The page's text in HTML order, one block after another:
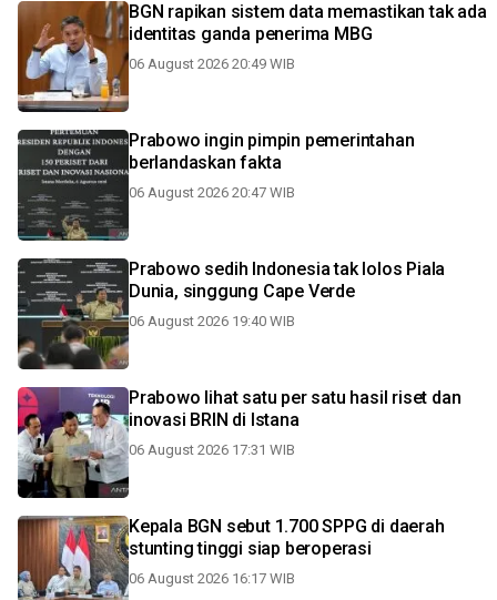
BGN rapikan sistem data memastikan tak ada
identitas ganda penerima MBG
06 August 2026 20:49 WIB
Prabowo ingin pimpin pemerintahan
berlandaskan fakta
06 August 2026 20:47 WIB
Prabowo sedih Indonesia tak lolos Piala
Dunia, singgung Cape Verde
06 August 2026 19:40 WIB
Prabowo lihat satu per satu hasil riset dan
inovasi BRIN di Istana
06 August 2026 17:31 WIB
Kepala BGN sebut 1.700 SPPG di daerah
stunting tinggi siap beroperasi
06 August 2026 16:17 WIB